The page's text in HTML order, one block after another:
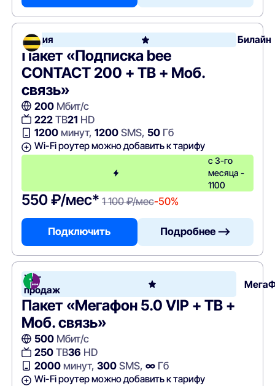
Акция Билайн
Пакет «Подписка bee
CONTACT 200 + ТВ + Моб.
связь»
200Мбит/с
222ТВ21 HD
1200минут, 1200SMS, 50Гб
Wi-Fi роутер можно добавить к тарифу
с 3-го
месяца -
1100
550 ₽/мес* 1 100 ₽/мес-50%
Подключить Подробнее —>
Хит
продаж
Пакет «Мегафон 5.0 VIP + ТВ +
Моб. связь»
500Мбит/с
250ТВ36 HD
2000минут, 300SMS, ∞Гб
Wi-Fi роутер можно добавить к тарифу